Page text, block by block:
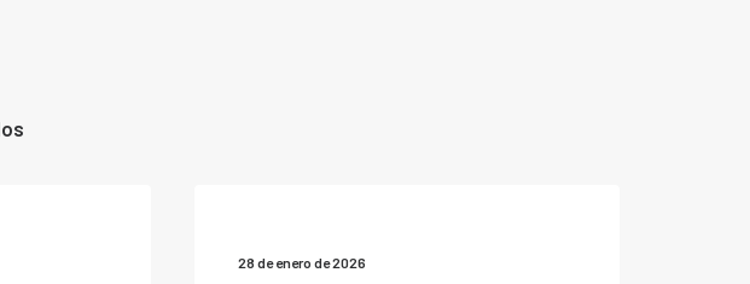
28 de enero de 2026